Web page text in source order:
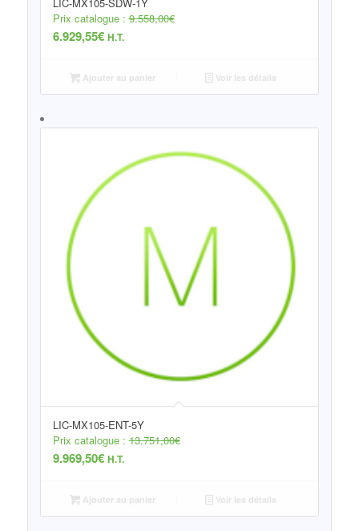
Prix catalogue :9.558,00€
6.929,55€ H.T.
Ajouter au panier Voir les détails
LIC-MX105-ENT-5Y
Prix catalogue :13.751,00€
9.969,50€ H.T.
Ajouter au panier Voir les détails